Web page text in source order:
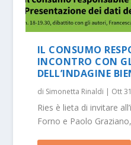
IL CONSUMO
INCONTRO CON
DELL’INDAGINE
di Simonetta Rinaldi | Ott
Ries è lieta di invitare
Forno e Paolo